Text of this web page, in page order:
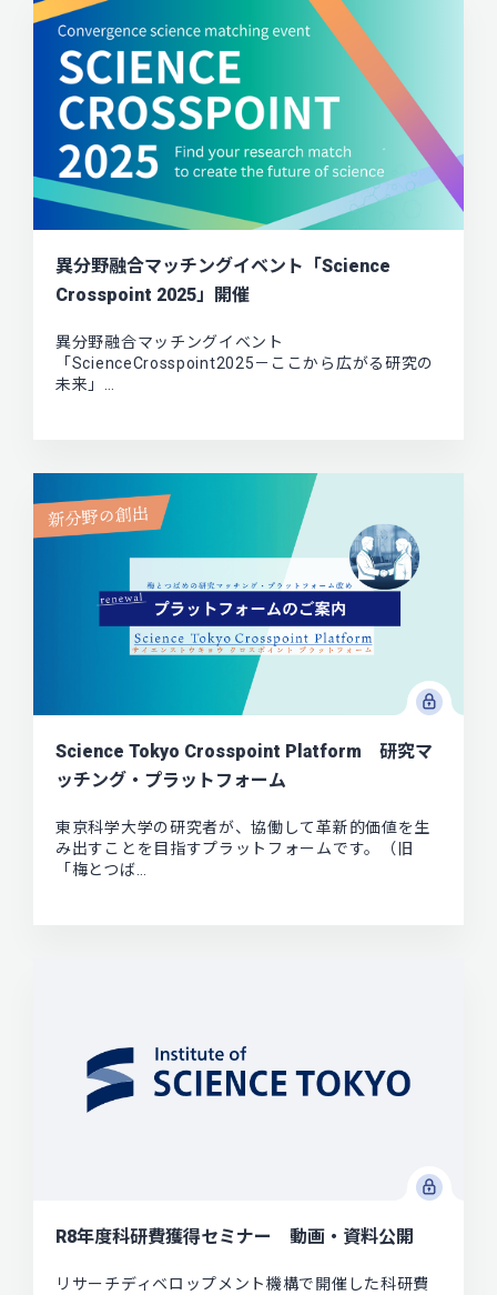
異分野融合マッチングイベント「Science
Crosspoint 2025」開催
異分野融合マッチングイベント
「ScienceCrosspoint2025－ここから広がる研究の
未来」…
Science Tokyo Crosspoint Platform 研究マ
ッチング・プラットフォーム
東京科学大学の研究者が、協働して革新的価値を生
み出すことを目指すプラットフォームです。（旧
「梅とつば…
R8年度科研費獲得セミナー 動画・資料公開
リサーチディベロップメント機構で開催した科研費